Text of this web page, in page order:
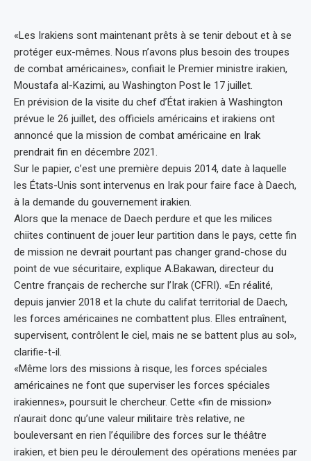
«Les Irakiens sont maintenant prêts à se tenir debout et à se
protéger eux-mêmes. Nous n’avons plus besoin des troupes
de combat américaines», confiait le Premier ministre irakien,
Moustafa al-Kazimi, au Washington Post le 17 juillet.
En prévision de la visite du chef d’État irakien à Washington
prévue le 26 juillet, des officiels américains et irakiens ont
annoncé que la mission de combat américaine en Irak
prendrait fin en décembre 2021.
Sur le papier, c’est une première depuis 2014, date à laquelle
les États-Unis sont intervenus en Irak pour faire face à Daech,
à la demande du gouvernement irakien.
Alors que la menace de Daech perdure et que les milices
chiites continuent de jouer leur partition dans le pays, cette fin
de mission ne devrait pourtant pas changer grand-chose du
point de vue sécuritaire, explique A.Bakawan, directeur du
Centre français de recherche sur l’Irak (CFRI). «En réalité,
depuis janvier 2018 et la chute du califat territorial de Daech,
les forces américaines ne combattent plus. Elles entraînent,
supervisent, contrôlent le ciel, mais ne se battent plus au sol»,
clarifie-t-il.
«Même lors des missions à risque, les forces spéciales
américaines ne font que superviser les forces spéciales
irakiennes», poursuit le chercheur. Cette «fin de mission»
n’aurait donc qu’une valeur militaire très relative, ne
bouleversant en rien l’équilibre des forces sur le théâtre
irakien, et bien peu le déroulement des opérations menées par